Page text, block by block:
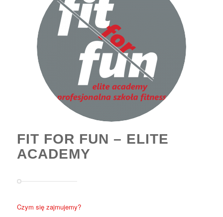
FIT FOR FUN – ELITE
ACADEMY
Czym się zajmujemy?